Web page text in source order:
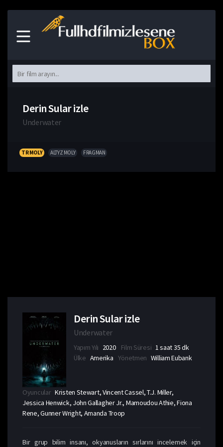
Derin Sular izle
Underwater
TR MOLY ALTYZ MOLY FRAGMAN
Derin Sular izle
Underwater
Yapım Yılı 2020 Film Süresi 1 saat 35 dk
Ülke Amerika Yönetmen William Eubank
Oyuncular Kristen Stewart, Vincent Cassel, T.J. Miller,
Jessica Henwick, John Gallagher Jr., Mamoudou Athie, Fiona
Rene, Gunner Wright, Amanda Troop
Bir grup bilim insanı, okyanusların sırlarını incelemek için